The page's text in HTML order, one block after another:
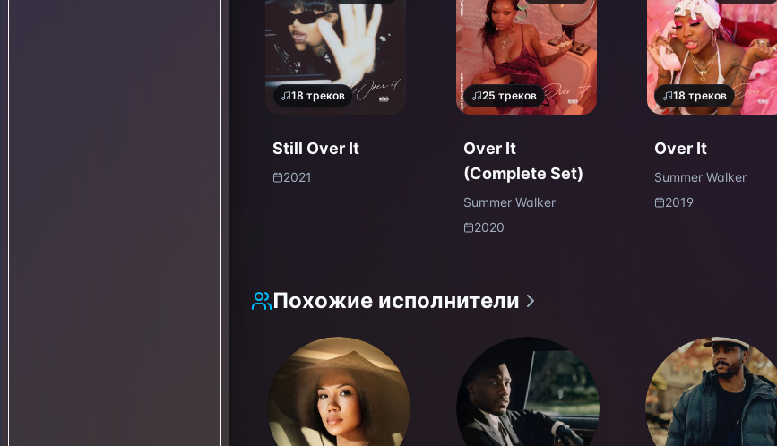
18 треков
Still Over It
2021
25 треков
Over It
(Complete Set)
Summer Walker
2020
18 треков
Over It
Summer Walker
2019
Похожие исполнители